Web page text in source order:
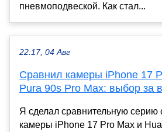
пневмоподвеской. Как стал...
22:17, 04 Авг
Сравнил камеры iPhone 17
Pura 90s Pro Max: выбор за
Я сделал сравнительную серию
камеры iPhone 17 Pro Max и